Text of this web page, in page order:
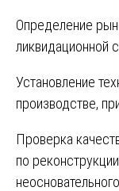
Определение
ликвидационной
Установление
производстве,
Проверка
по